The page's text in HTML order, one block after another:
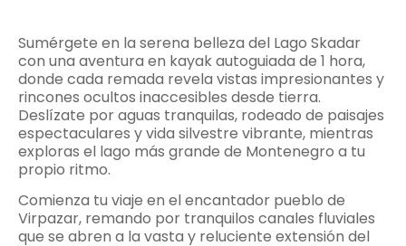
Sumérgete en la serena belleza del Lago Skadar
con una aventura en kayak autoguiada de 1 hora,
donde cada remada revela vistas impresionantes y
rincones ocultos inaccesibles desde tierra.
Deslízate por aguas tranquilas, rodeado de paisajes
espectaculares y vida silvestre vibrante, mientras
exploras el lago más grande de Montenegro a tu
propio ritmo.
Comienza tu viaje en el encantador pueblo de
Virpazar, remando por tranquilos canales fluviales
que se abren a la vasta y reluciente extensión del